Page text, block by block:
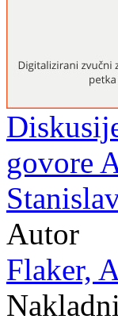
govore
Autor
Flaker,